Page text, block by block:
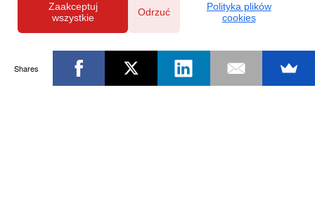
Powered by
Zaakceptuj
wszystkie
Odrzuć
Polityka plików
cookies
Shares